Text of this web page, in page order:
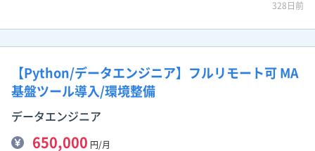
328日前
【Python/データエンジニア】フルリモート可 MA
基盤ツール導入/環境整備
データエンジニア
650,000 円/月